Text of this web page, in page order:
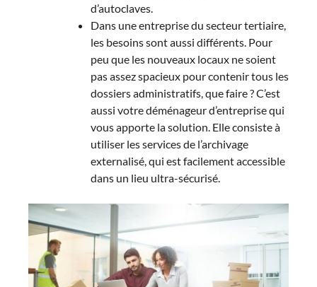
d’autoclaves.
Dans une entreprise du secteur tertiaire,
les besoins sont aussi différents. Pour
peu que les nouveaux locaux ne soient
pas assez spacieux pour contenir tous les
dossiers administratifs, que faire ? C’est
aussi votre déménageur d’entreprise qui
vous apporte la solution. Elle consiste à
utiliser les services de l’archivage
externalisé, qui est facilement accessible
dans un lieu ultra-sécurisé.